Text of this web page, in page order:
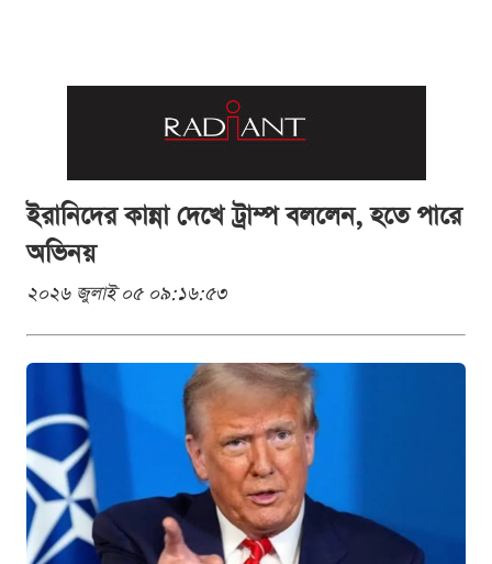
ইরানিদের কান্না দেখে ট্রাম্প বললেন, হতে পারে
অভিনয়
২০২৬ জুলাই ০৫ ০৯:১৬:৫৩